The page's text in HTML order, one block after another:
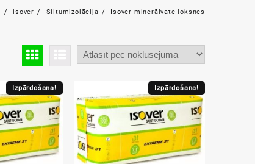
isover Siltumizolācija Isover minerālvate loksnes
Izpārdošana! Izpārdošana!